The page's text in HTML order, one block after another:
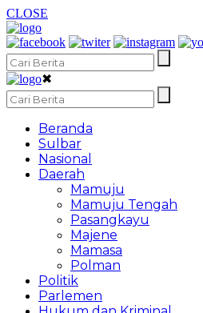
CLOSE
✖
Beranda
Sulbar
Nasional
Daerah
Mamuju
Mamuju Tengah
Pasangkayu
Majene
Mamasa
Polman
Politik
Parlemen